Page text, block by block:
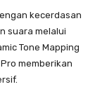
kecerdasan
suara melalui
Tone Mapping
memberikan